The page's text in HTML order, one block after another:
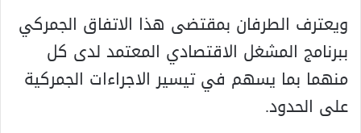
ويعترف الطرفان بمقتضى هذا الاتفاق الجمركي
ببرنامج المشغل الاقتصادي المعتمد لدى كل
منهما بما يسهم في تيسير الاجراءات الجمركية
على الحدود.